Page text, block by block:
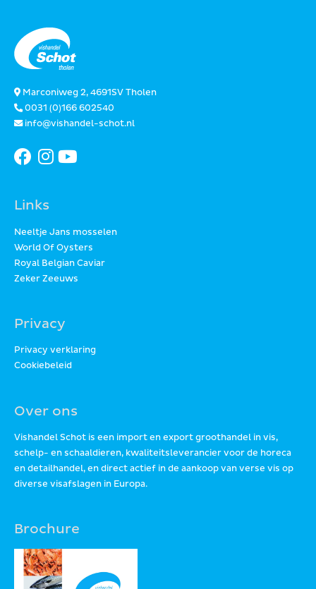
Marconiweg 2, 4691SV Tholen
0031 (0)166 602540
info@vishandel-schot.nl
Links
Neeltje Jans mosselen
World Of Oysters
Royal Belgian Caviar
Zeker Zeeuws
Privacy
Privacy verklaring
Cookiebeleid
Over ons
Vishandel Schot is een import en export groothandel in vis,
schelp- en schaaldieren, kwaliteitsleverancier voor de horeca
en detailhandel, en direct actief in de aankoop van verse vis op
diverse visafslagen in Europa.
Brochure